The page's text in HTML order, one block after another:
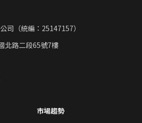
司（統編：25147157）
北路二段65號7樓
市場趨勢